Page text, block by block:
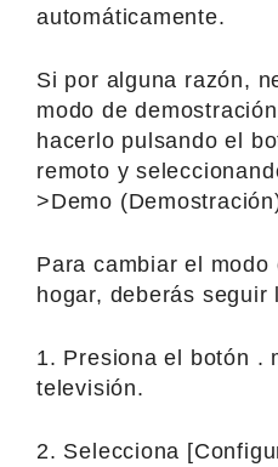
automáticamente.
Si por alguna razón,
modo de
hacerlo pulsando el
remoto y
>Demo
Para cambiar el
hogar, deberás seguir
1. Presiona el botón .
televisión.
2. Selecciona